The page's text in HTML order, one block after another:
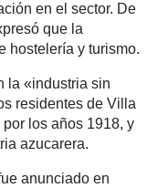
en el sector. De
que la
hostelería y turismo.
la «industria sin
residentes de Villa
los años 1918, y
azucarera.
anunciado en